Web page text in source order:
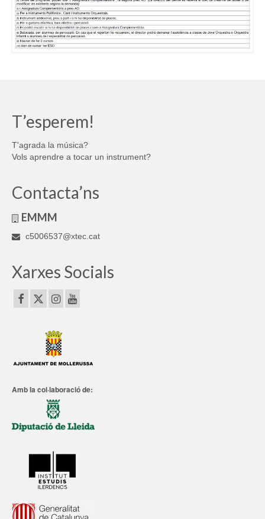
T’esperem!
T'agrada la música?
Vols aprendre a tocar un instrument?
Contacta’ns
EMMM
c5006537@xtec.cat
Xarxes Socials
Amb la col·laboració de: